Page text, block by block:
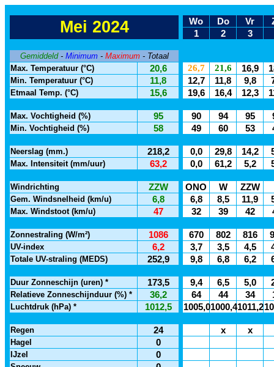
Mei 2024 Wo Do Vr
1
2 3
Gemiddeld - Minimum - Maximum - Totaal
Max. Temperatuur (°C)
20,6 26,7 21,6 16,9
Min. Temperatuur (°C) 11,8 12,7 11,8 9,8
Etmaal Temp. (°C) 15,6 19,6 16,4 12,3
Max. Vochtigheid (%) 95 90 94 95
Min. Vochtigheid (%) 58 49 60 53
Neerslag (mm.) 218,2 0,0 29,8 14,2
Max. Intensiteit (mm/uur) 63,2 0,0 61,2 5,2
Windrichting ZZW ONO W ZZW
Gem. Windsnelheid (km/u) 6,8 6,8 8,5 11,9
Max. Windstoot (km/u) 47 32 39 42
Zonnestraling (W/m²) 1086 670 802 816
UV-index 6,2 3,7 3,5 4,5
Totale UV-straling (MEDS) 252,9 9,8 6,8 6,2
Duur Zonneschijn (uren) * 173,5 9,4 6,5 5,0
Relatieve Zonneschijnduur (%) * 36,2 64 44 34
Luchtdruk (hPa) * 1012,5 1005,01000,41011,2
Regen 24 x x
Hagel 0
IJzel 0